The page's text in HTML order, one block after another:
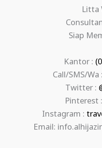
Litta
Siap
Kantor :
Call/SMS/Wa :
Twitter :
Pinterest :
Instagram :
Email: